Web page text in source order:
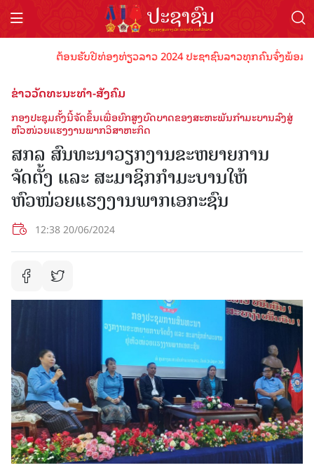
ຕ້ອນຮັບປີທ່ອງທ່ຽວລາວ 2024 ປະຊາຊົນລາວທຸກຄົນຈົ່ງພ້ອມເ
ຂ່າວວັດທະນະທຳ-ສັງຄົມ
ກອງປະຊຸມຄັ້ງນີ້ຈັດຂຶ້ນເພື່ອຍົກສູງບົດບາດຂອງສະຫະພັນກຳມະບານລົງສູ່
ຫົວໜ່ວຍແຮງງານພາກວິສາຫະກິດ
ສກລ ສົນທະນາວຽກງານຂະຫຍາຍການ
ຈັດຕັ້ງ ແລະ ສະມາຊິກກຳມະບານໃຫ້
ຫົວໜ່ວຍແຮງງານພາກເອກະຊົນ
12:38 20/06/2024